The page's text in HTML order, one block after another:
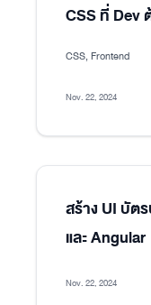
CSS ที่ Dev
CSS, Frontend
Nov. 22, 2024
สร้าง UI บัต
และ Angular
Nov. 22, 2024